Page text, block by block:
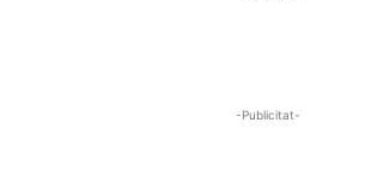
-Publicitat-